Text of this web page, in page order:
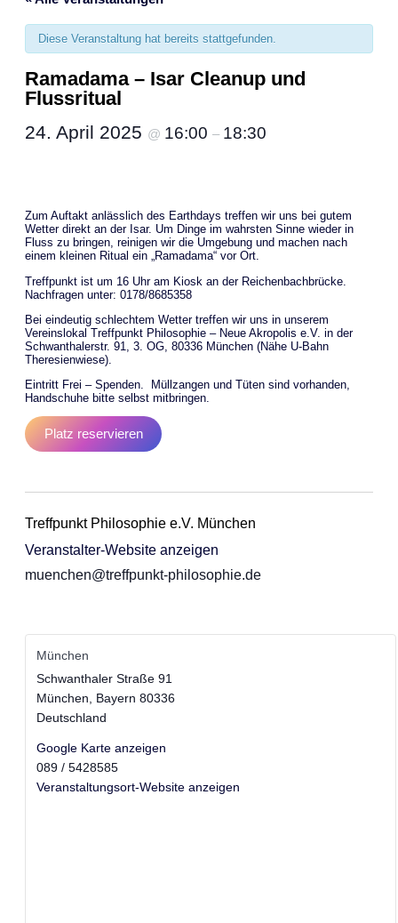
Diese Veranstaltung hat bereits stattgefunden.
Ramadama – Isar Cleanup und
Flussritual
24. April 2025 @ 16:00 – 18:30
Zum Auftakt anlässlich des Earthdays treffen wir uns bei gutem
Wetter direkt an der Isar. Um Dinge im wahrsten Sinne wieder in
Fluss zu bringen, reinigen wir die Umgebung und machen nach
einem kleinen Ritual ein „Ramadama“ vor Ort.
Treffpunkt ist um 16 Uhr am Kiosk an der Reichenbachbrücke.
Nachfragen unter: 0178/8685358
Bei eindeutig schlechtem Wetter treffen wir uns in unserem
Vereinslokal Treffpunkt Philosophie – Neue Akropolis e.V. in der
Schwanthalerstr. 91, 3. OG, 80336 München (Nähe U-Bahn
Theresienwiese).
Eintritt Frei – Spenden. Müllzangen und Tüten sind vorhanden,
Handschuhe bitte selbst mitbringen.
Platz reservieren
Treffpunkt Philosophie e.V. München
Veranstalter-Website anzeigen
muenchen@treffpunkt-philosophie.de
München
Schwanthaler Straße 91
München
Bayern 80336
Deutschland
Google Karte anzeigen
089 / 5428585
Veranstaltungsort-Website anzeigen